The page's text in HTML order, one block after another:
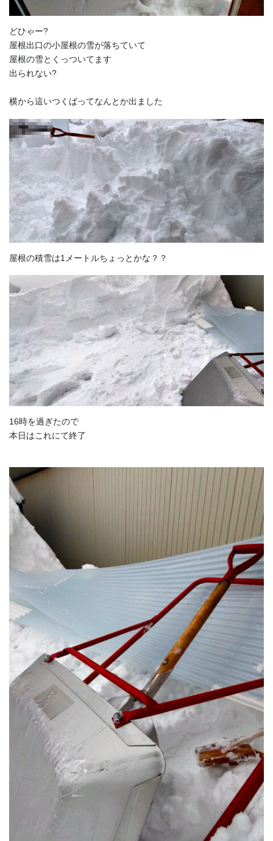
どひゃー?
屋根出口の小屋根の雪が落ちていて
屋根の雪とくっついてます
出られない?
横から這いつくばってなんとか出ました
屋根の積雪は1メートルちょっとかな？？
16時を過ぎたので
本日はこれにて終了